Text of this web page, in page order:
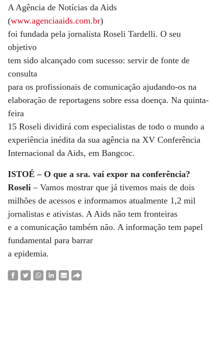
A Agência de Notícias da Aids
(www.agenciaaids.com.br)
foi fundada pela jornalista Roseli Tardelli. O seu
objetivo
tem sido alcançado com sucesso: servir de fonte de
consulta
para os profissionais de comunicação ajudando-os na
elaboração de reportagens sobre essa doença. Na quinta-
feira
15 Roseli dividirá com especialistas de todo o mundo a
experiência inédita da sua agência na XV Conferência
Internacional da Aids, em Bangcoc.
ISTOÉ – O que a sra. vai expor na conferência?
Roseli – Vamos mostrar que já tivemos mais de dois
milhões de acessos e informamos atualmente 1,2 mil
jornalistas e ativistas. A Aids não tem fronteiras
e a comunicação também não. A informação tem papel
fundamental para barrar
a epidemia.